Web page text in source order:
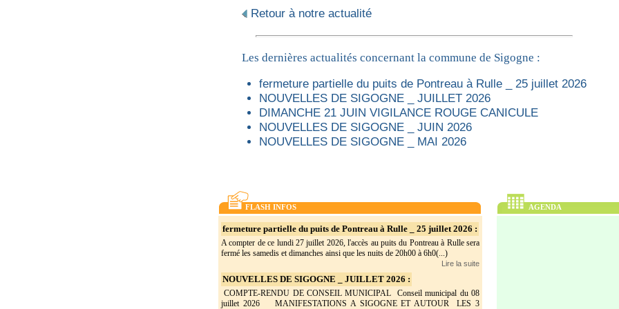
Retour à notre actualité
Les dernières actualités concernant la commune de Sigogne :
fermeture partielle du puits de Pontreau à Rulle _ 25 juillet 2026
NOUVELLES DE SIGOGNE _ JUILLET 2026
DIMANCHE 21 JUIN VIGILANCE ROUGE CANICULE
NOUVELLES DE SIGOGNE _ JUIN 2026
NOUVELLES DE SIGOGNE _ MAI 2026
FLASH INFOS AGENDA
fermeture partielle du puits de Pontreau à Rulle _ 25 juillet 2026 :
A compter de ce lundi 27 juillet 2026, l'accès au puits du Pontreau à Rulle sera
fermé les samedis et dimanches ainsi que les nuits de 20h00 à 6h0(...)
Lire la suite
NOUVELLES DE SIGOGNE _ JUILLET 2026 :
COMPTE-RENDU DE CONSEIL MUNICIPAL Conseil municipal du 08
juillet 2026 MANIFESTATIONS A SIGOGNE ET AUTOUR LES 3